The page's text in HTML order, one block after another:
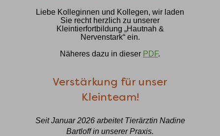
Liebe Kolleginnen und Kollegen, wir laden
Sie recht herzlich zu unserer
Kleintierfortbildung „Hautnah &
Nervenstark“ ein.
Näheres dazu in dieser PDF.
Verstärkung für unser
Kleinteam!
Seit Januar 2026 arbeitet Tierärztin Nadine
Bartloff in unserer Praxis.